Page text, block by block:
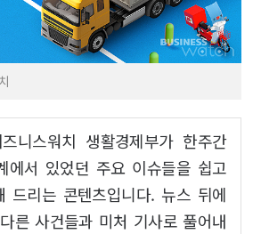
니스워치 생활경제부가 한주간
에서 있었던 주요 이슈들을 쉽고
드리는 콘텐츠입니다. 뉴스 뒤에
른 사건들과 미처 기사로 풀어내